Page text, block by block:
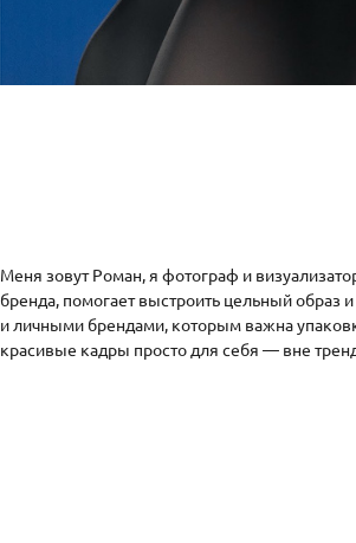
Меня зовут Роман, я фотограф и
бренда, помогает выстроить цельный образ
и личными брендами, которым важна
красивые кадры просто для себя — вне